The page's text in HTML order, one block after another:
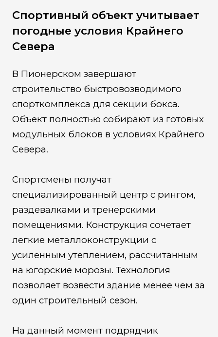
Спортивный объект учитывает
погодные условия Крайнего
Севера
В Пионерском завершают
строительство быстровозводимого
спорткомплекса для секции бокса.
Объект полностью собирают из готовых
модульных блоков в условиях Крайнего
Севера.
Спортсмены получат
специализированный центр с рингом,
раздевалками и тренерскими
помещениями. Конструкция сочетает
легкие металлоконструкции с
усиленным утеплением, рассчитанным
на югорские морозы. Технология
позволяет возвести здание менее чем за
один строительный сезон.
На данный момент подрядчик